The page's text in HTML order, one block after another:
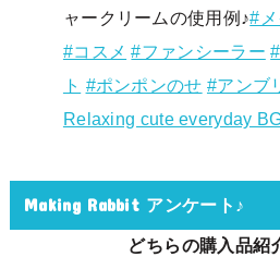
ャークリームの使用例♪#
#コスメ #ファンシーラー
ト #ポンポンのせ #アンブ
Relaxing cute everyday
Making Rabbit アンケート♪
どちらの購入品紹